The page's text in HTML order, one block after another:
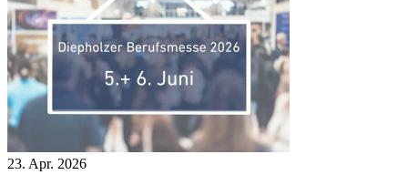
23. Apr. 2026